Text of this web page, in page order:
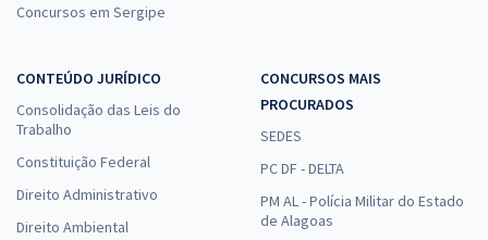
Concursos em Sergipe
CONTEÚDO JURÍDICO
Consolidação das Leis do
Trabalho
Constituição Federal
Direito Administrativo
Direito Ambiental
CONCURSOS MAIS
PROCURADOS
SEDES
PC DF - DELTA
PM AL - Polícia Militar do Estado
de Alagoas